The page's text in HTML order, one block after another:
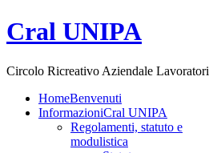
Cral UNIPA
Circolo Ricreativo Aziendale Lavoratori
HomeBenvenuti
InformazioniCral UNIPA
Regolamenti, statuto e
modulistica